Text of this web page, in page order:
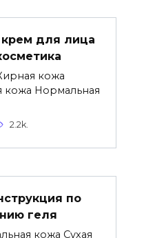
для лица
кожа
кожа Нормальная
2.2k.
по
геля
кожа Сухая